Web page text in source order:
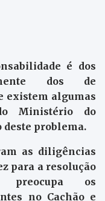
é dos
dos de
existem algumas
Ministério do
deste problema.
as diligências
para a resolução
preocupa os
no Cachão e